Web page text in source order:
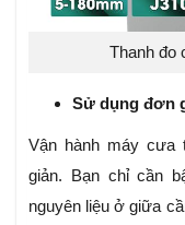
Thanh đo
Sử dụng đơn
Vận hành máy cưa
giản. Bạn chỉ cần
nguyên liệu ở giữa